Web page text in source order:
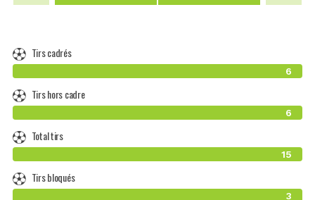
Tirs cadrés
6
Tirs hors cadre
6
Total tirs
15
Tirs bloqués
3